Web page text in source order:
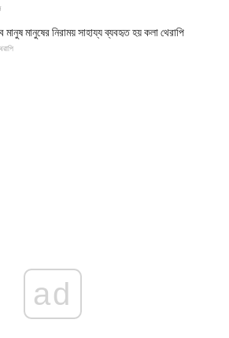
মানুষ মানুষের নিরাময় সাহায্য ব্যবহৃত হয় কলা থেরাপি
ad